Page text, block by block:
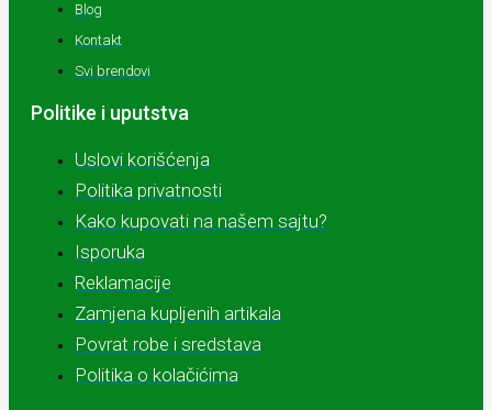
Blog
Kontakt
Svi brendovi
Politike i uputstva
Uslovi korišćenja
Politika privatnosti
Kako kupovati na našem sajtu?
Isporuka
Reklamacije
Zamjena kupljenih artikala
Povrat robe i sredstava
Politika o kolačićima